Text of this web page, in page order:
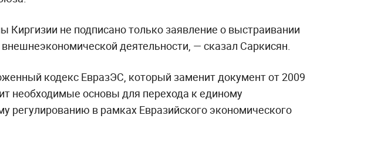
Киргизии не подписано только заявление о выстраивании
деятельности, — сказал Саркисян.
кодекс ЕвразЭС, который заменит документ от 2009
необходимые основы для перехода к единому
регулированию в рамках Евразийского экономического